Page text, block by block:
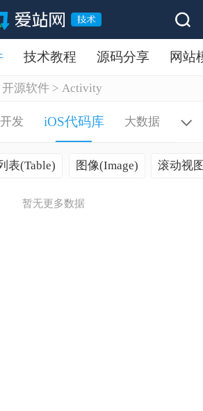
技术教程 源码分享 网站
开源软件 > Activity
发 iOS代码库 大数据
表(Table) 图像(Image) 滚动视
暂无更多数据